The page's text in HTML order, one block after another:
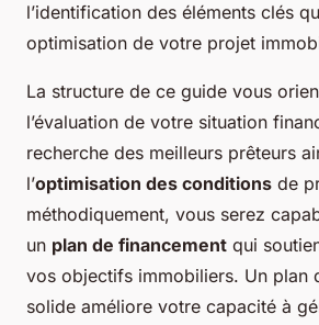
l’identification des éléments clés
optimisation de votre projet
La structure de ce guide vous
l’évaluation de votre situation
recherche des meilleurs prêteurs
l’optimisation des conditions de
méthodiquement, vous serez
un plan de financement qui
vos objectifs immobiliers. Un plan
solide améliore votre capacité à